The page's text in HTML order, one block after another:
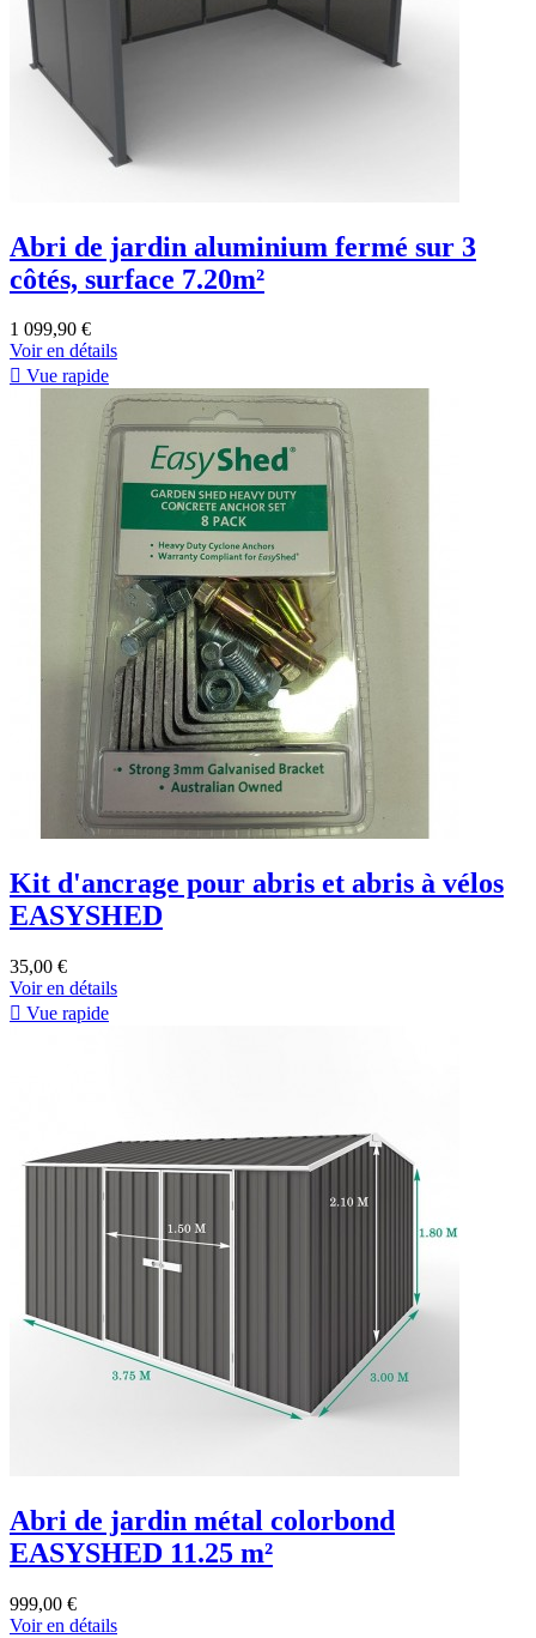
Abri de jardin aluminium fermé sur 3
côtés, surface 7.20m²
1 099,90 €
Voir en détails
 Vue rapide
Kit d'ancrage pour abris et abris à vélos
EASYSHED
35,00 €
Voir en détails
 Vue rapide
Abri de jardin métal colorbond
EASYSHED 11.25 m²
999,00 €
Voir en détails